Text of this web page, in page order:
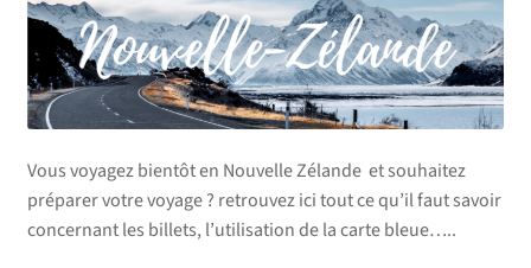
Vous voyagez bientôt en Nouvelle Zélande et souhaitez
préparer votre voyage ? retrouvez ici tout ce qu’il faut savoir
concernant les billets, l’utilisation de la carte bleue…..